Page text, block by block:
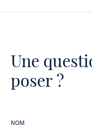
Une
poser ?
NOM